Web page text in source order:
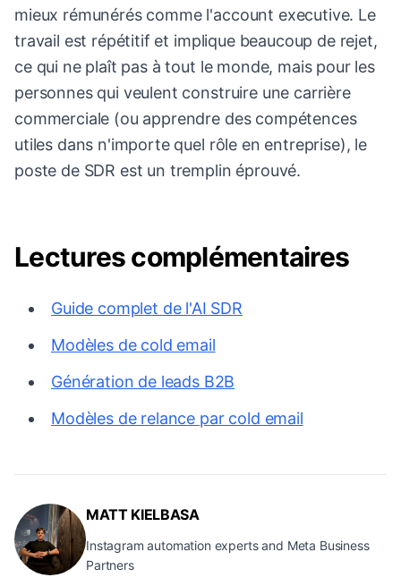
mieux rémunérés comme l'account executive. Le
travail est répétitif et implique beaucoup de rejet,
ce qui ne plaît pas à tout le monde, mais pour les
personnes qui veulent construire une carrière
commerciale (ou apprendre des compétences
utiles dans n'importe quel rôle en entreprise), le
poste de SDR est un tremplin éprouvé.
Lectures complémentaires
Guide complet de l'AI SDR
Modèles de cold email
Génération de leads B2B
Modèles de relance par cold email
MATT KIELBASA
Instagram automation experts and Meta Business
Partners